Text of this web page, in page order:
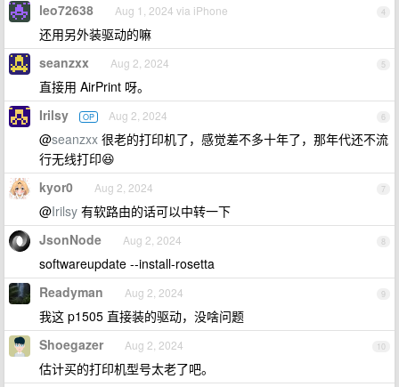
4
leo72638 Aug 1, 2024 via iPhone
还用另外装驱动的嘛
5
seanzxx Aug 2, 2024
直接用 AirPrint 呀。
6
Irilsy OP Aug 2, 2024
@seanzxx 很老的打印机了，感觉差不多十年了，那年代还不流
行无线打印😆
7
kyor0 Aug 2, 2024
@Irilsy 有软路由的话可以中转一下
8
JsonNode Aug 2, 2024
softwareupdate --install-rosetta
9
Readyman Aug 2, 2024
我这 p1505 直接装的驱动，没啥问题
10
Shoegazer Aug 2, 2024
估计买的打印机型号太老了吧。